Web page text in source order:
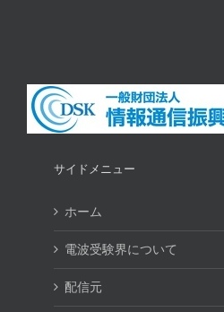
サイドメニュー
ホーム
電波受験界について
配信元